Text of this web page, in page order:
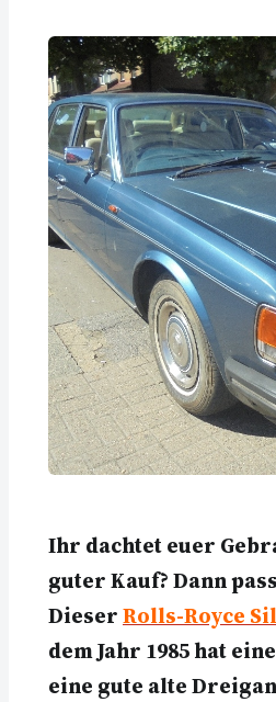
Ihr dachtet euer
guter Kauf? Dann
DieserRolls-Royce
dem Jahr 1985 hat
eine gute alte